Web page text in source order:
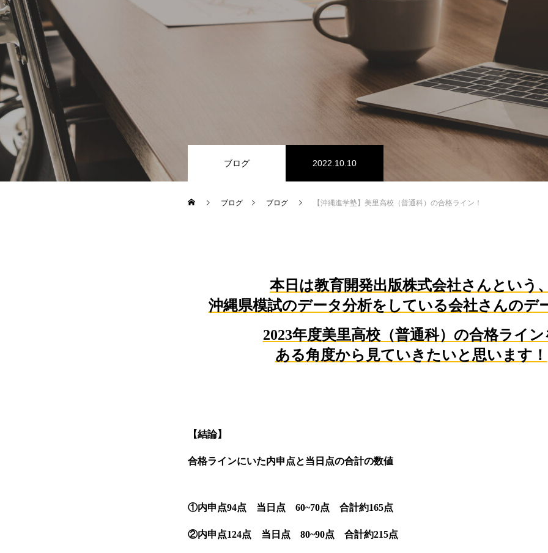
ブログ 2022.10.10
ブログ ブログ 【沖縄進学塾】美里高校（普通科）の合格ライン！
本日は教育開発出版株式会社さんという、
沖縄県模試のデータ分析をしている会社さんのデ
2023年度美里高校（普通科）の合格ライン
ある角度から見ていきたいと思います！
【結論】
合格ラインにいた内申点と当日点の合計の数値
①内申点94点 当日点 60~70点 合計約165点
②内申点124点 当日点 80~90点 合計約215点